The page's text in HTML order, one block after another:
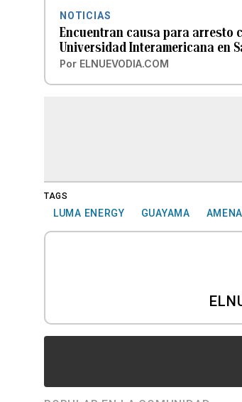
NOTICIAS
Encuentran causa para arresto
Universidad Interamericana en
Por ELNUEVODIA.COM
TAGS
LUMA ENERGY GUAYAMA